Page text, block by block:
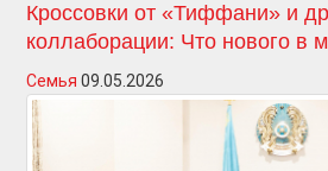
Кроссовки от «Тиффани» и
коллаборации: Что нового в
Семья 09.05.2026